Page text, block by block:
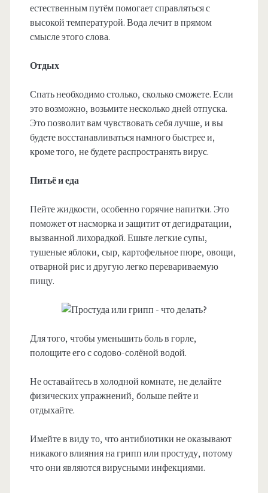
естественным путём помогает справляться с
высокой температурой. Вода лечит в прямом
смысле этого слова.
Отдых
Спать необходимо столько, сколько сможете. Если
это возможно, возьмите несколько дней отпуска.
Это позволит вам чувствовать себя лучше, и вы
будете восстанавливаться намного быстрее и,
кроме того, не будете распространять вирус.
Питьё и еда
Пейте жидкости, особенно горячие напитки. Это
поможет от насморка и защитит от дегидратации,
вызванной лихорадкой. Ешьте легкие супы,
тушеные яблоки, сыр, картофельное пюре, овощи,
отварной рис и другую легко перевариваемую
пищу.
Для того, чтобы уменьшить боль в горле,
полощите его с содово-солёной водой.
Не оставайтесь в холодной комнате, не делайте
физических упражнений, больше пейте и
отдыхайте.
Имейте в виду то, что антибиотики не оказывают
никакого влияния на грипп или простуду, потому
что они являются вирусными инфекциями.